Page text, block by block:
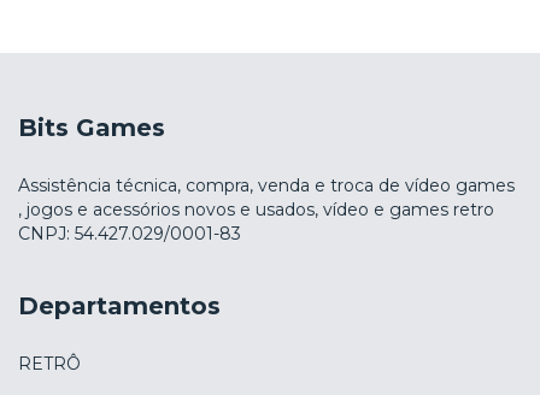
Bits Games
Assistência técnica, compra, venda e troca de vídeo games
, jogos e acessórios novos e usados, vídeo e games retro
CNPJ: 54.427.029/0001-83
Departamentos
RETRÔ